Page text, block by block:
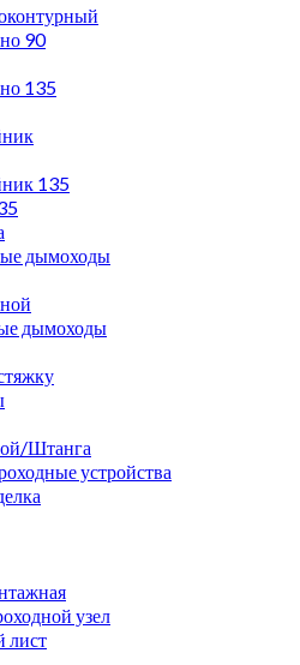
90
135
135
дымоходы
дымоходы
Штанга
устройства
узел
лист